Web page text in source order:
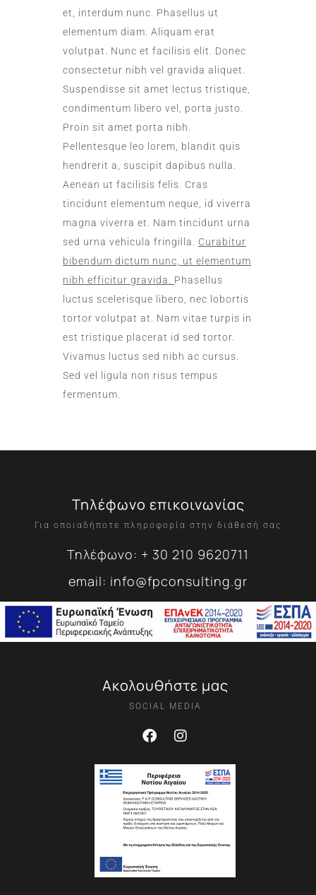
et, interdum nunc. Phasellus ut
elementum diam. Aliquam erat
volutpat. Nunc et facilisis elit. Donec
consectetur nibh vel gravida aliquet.
Suspendisse sit amet lectus tristique,
condimentum libero vel, porta justo.
Proin sit amet porta nibh.
Pellentesque leo lorem, blandit quis
hendrerit a, suscipit dapibus nulla.
Aenean ut facilisis felis. Cras
tincidunt elementum neque, id viverra
magna viverra et. Nam tincidunt urna
sed urna vehicula fringilla. Curabitur
bibendum dictum nunc, ut elementum
nibh efficitur gravida. Phasellus
luctus scelerisque libero, nec lobortis
tortor volutpat at. Nam vitae turpis in
est tristique placerat id sed tortor.
Vivamus luctus sed nibh ac cursus.
Sed vel ligula non risus tempus
fermentum.
Τηλέφωνο επικοινωνίας
Για οποιαδήποτε πληροφορία στην διάθεσή σας
Τηλέφωνο: + 30 210 9620711
email: info@fpconsulting.gr
Ακολουθήστε μας
SOCIAL MEDIA